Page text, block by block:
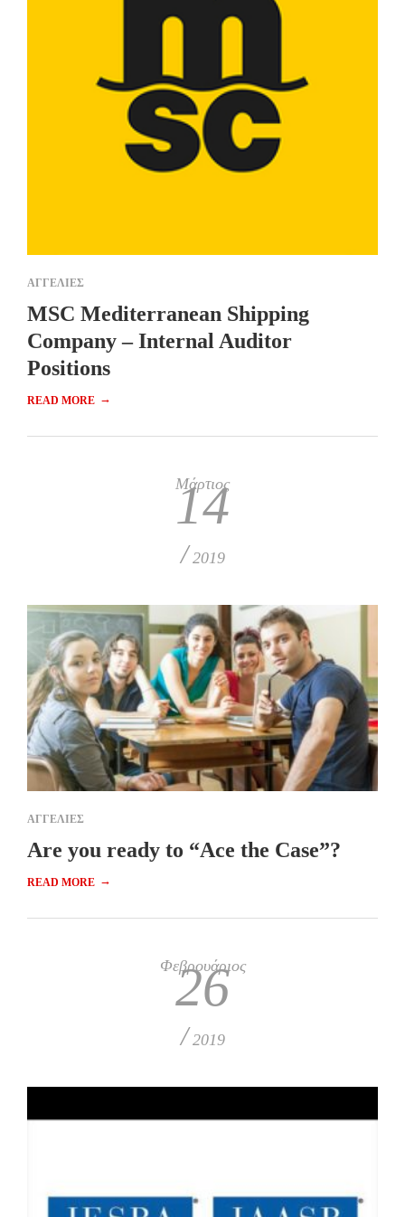
ΑΓΓΕΛΙΕΣ
MSC Mediterranean Shipping
Company – Internal Auditor
Positions
READ MORE →
Μάρτιος
14
/ 2019
ΑΓΓΕΛΙΕΣ
Are you ready to “Ace the Case”?
READ MORE →
Φεβρουάριος
26
/ 2019